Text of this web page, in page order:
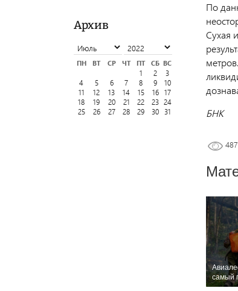
Архив
ПН ВТ СР ЧТ ПТ СБ ВС
1
2
3
4
5 6 7 8 9
10
11
12 13 14 15 16
17
18
19 20 21 22 23 24
25
26 27 28 29 30 31
По
Сухая
БНК
487
самый